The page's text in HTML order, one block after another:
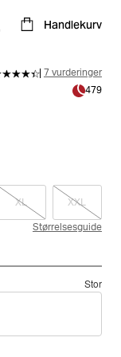
Handlekurv
7 vurderinger
479
XL XXL
Størrelsesguide
Stor